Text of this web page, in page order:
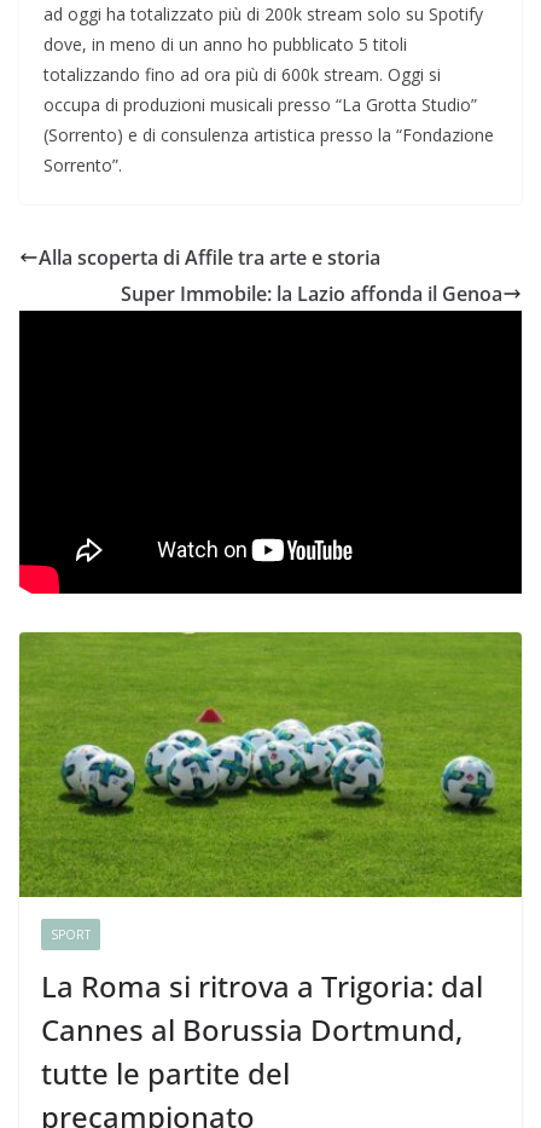
ad oggi ha totalizzato più di 200k stream solo su Spotify
dove, in meno di un anno ho pubblicato 5 titoli
totalizzando fino ad ora più di 600k stream. Oggi si
occupa di produzioni musicali presso “La Grotta Studio”
(Sorrento) e di consulenza artistica presso la “Fondazione
Sorrento”.
Alla scoperta di Affile tra arte e storia
Super Immobile: la Lazio affonda il Genoa
SPORT
La Roma si ritrova a Trigoria: dal
Cannes al Borussia Dortmund,
tutte le partite del
precampionato